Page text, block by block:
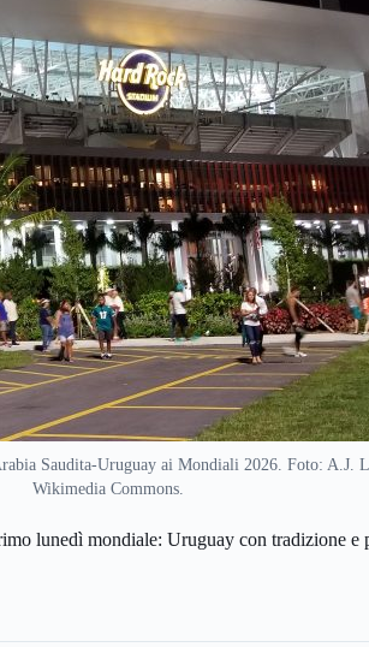
Saudita-Uruguay ai Mondiali 2026. Foto: A.J.
Wikimedia Commons.
lunedì mondiale: Uruguay con tradizione e